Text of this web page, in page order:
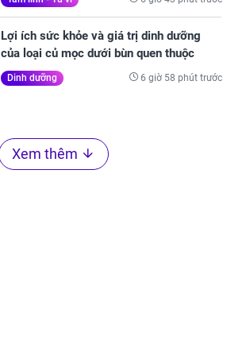
Lợi ích sức khỏe và giá trị dinh dưỡng
của loại củ mọc dưới bùn quen thuộc
Dinh dưỡng 6 giờ 58 phút trước
Xem thêm